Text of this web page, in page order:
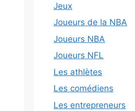
Jeux
Joueurs de la NBA
Joueurs NBA
Joueurs NFL
Les athlètes
Les comédiens
Les entrepreneurs